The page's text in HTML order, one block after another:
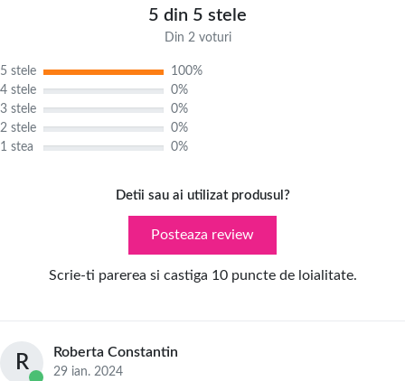
5 din 5 stele
Din 2 voturi
5 stele
100%
4 stele
0%
3 stele
0%
2 stele
0%
1 stea
0%
Detii sau ai utilizat produsul?
Posteaza review
Scrie-ti parerea si castiga 10 puncte de loialitate.
R Roberta Constantin
29 ian. 2024